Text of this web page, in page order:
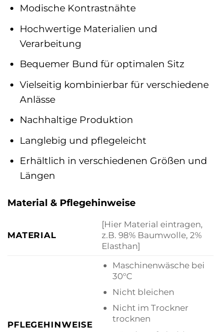
Modische Kontrastnähte
Hochwertige Materialien und
Verarbeitung
Bequemer Bund für optimalen Sitz
Vielseitig kombinierbar für verschiedene
Anlässe
Nachhaltige Produktion
Langlebig und pflegeleicht
Erhältlich in verschiedenen Größen und
Längen
Material & Pflegehinweise
MATERIAL
[Hier Material eintragen,
z.B. 98% Baumwolle, 2%
Elasthan]
PFLEGEHINWEISE
Maschinenwäsche bei
30°C
Nicht bleichen
Nicht im Trockner
trocknen